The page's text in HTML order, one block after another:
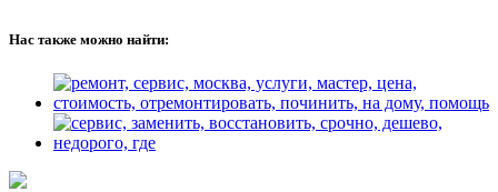
Нас также можно найти: